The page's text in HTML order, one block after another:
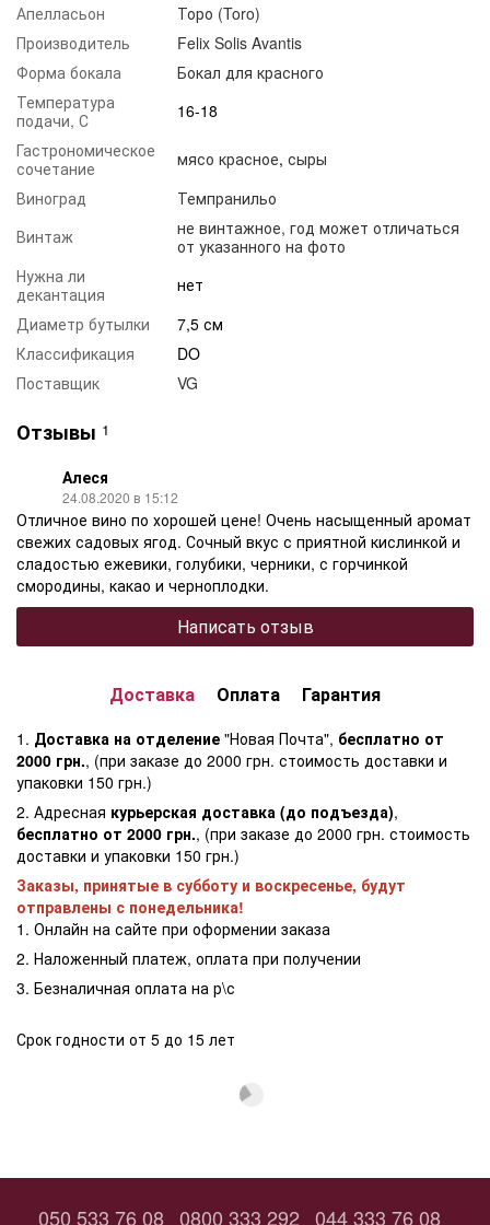
Апелласьон
Торо (Toro)
Производитель
Felix Solis Avantis
Форма бокала
Бокал для красного
Температура
подачи, С
16-18
Гастрономическое
сочетание
мясо красное, сыры
Виноград
Темпранильо
Винтаж
не винтажное, год может отличаться
от указанного на фото
Нужна ли
декантация
нет
Диаметр бутылки
7,5 см
Классификация
DO
Поставщик
VG
Отзывы 1
Алеся
24.08.2020 в 15:12
Отличное вино по хорошей цене! Очень насыщенный аромат
свежих садовых ягод. Сочный вкус с приятной кислинкой и
сладостью ежевики, голубики, черники, с горчинкой
смородины, какао и черноплодки.
Написать отзыв
Доставка Оплата Гарантия
1. Доставка на отделение "Новая Почта", бесплатно от
2000 грн., (при заказе до 2000 грн. стоимость доставки и
упаковки 150 грн.)
2. Адресная курьерская доставка (до подъезда),
бесплатно от 2000 грн., (при заказе до 2000 грн. стоимость
доставки и упаковки 150 грн.)
Заказы, принятые в субботу и воскресенье, будут
отправлены с понедельника!
1. Онлайн на сайте при оформении заказа
2. Наложенный платеж, оплата при получении
3. Безналичная оплата на р\с
Срок годности от 5 до 15 лет
050 533 76 08 0800 333 292 044 333 76 08